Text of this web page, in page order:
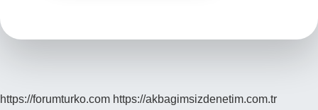
https://forumturko.com https://akbagimsizdenetim.com.tr